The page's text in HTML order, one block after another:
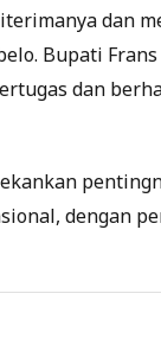
dan
Bupati
dan
dengan